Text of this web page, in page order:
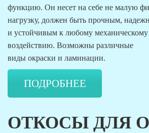
функцию. Он несет на себе не малую
нагрузку, должен быть прочным,
и устойчивым к любому механическому
воздействию. Возможны различные
виды окраски и ламинации.
ПОДРОБНЕЕ
ОТКОСЫ ДЛЯ